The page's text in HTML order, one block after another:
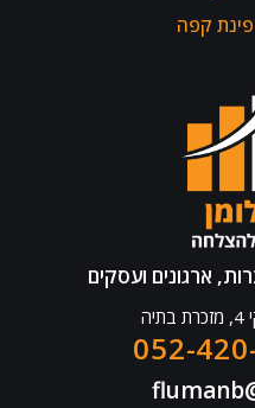
ארגונים ועסקים
פינת קפה